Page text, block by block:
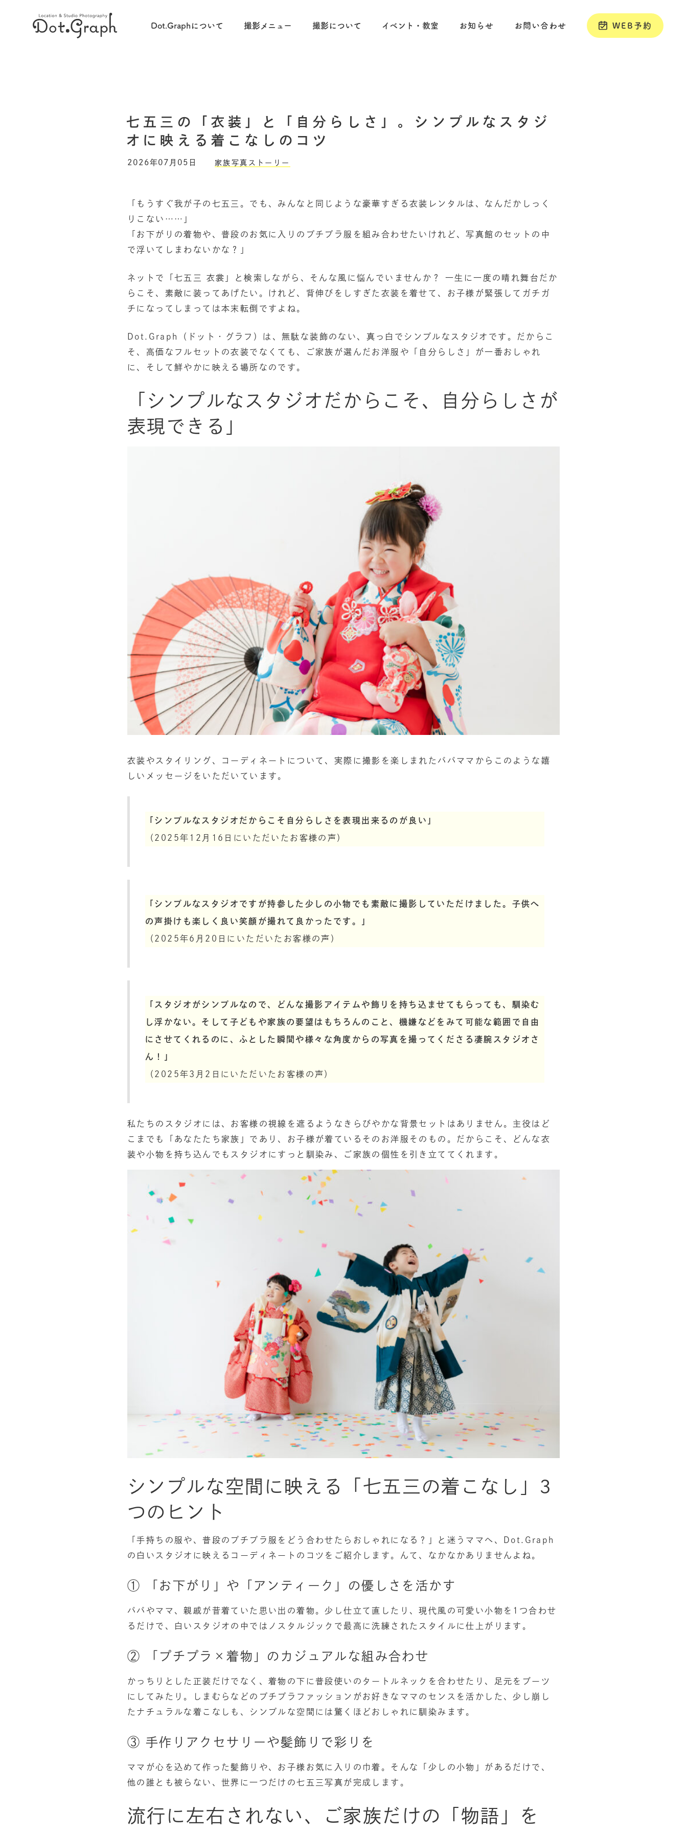
Dot.Graphについて 撮影メニュー 撮影について イベント・教室 お知らせ お問い合わせ WEB予約
七五三の「衣装」と「自分らしさ」。シンプルなスタジ
オに映える着こなしのコツ
2026年07月05日 家族写真ストーリー
「もうすぐ我が子の七五三。でも、みんなと同じような豪華すぎる衣装レンタルは、なんだかしっく
りこない……」
「お下がりの着物や、普段のお気に入りのプチプラ服を組み合わせたいけれど、写真館のセットの中
で浮いてしまわないかな？」
ネットで「七五三 衣裳」と検索しながら、そんな風に悩んでいませんか？ 一生に一度の晴れ舞台だか
らこそ、素敵に装ってあげたい。けれど、背伸びをしすぎた衣装を着せて、お子様が緊張してガチガ
チになってしまっては本末転倒ですよね。
Dot.Graph（ドット・グラフ）は、無駄な装飾のない、真っ白でシンプルなスタジオです。だからこ
そ、高価なフルセットの衣装でなくても、ご家族が選んだお洋服や「自分らしさ」が一番おしゃれ
に、そして鮮やかに映える場所なのです。
「シンプルなスタジオだからこそ、自分らしさが
表現できる」
衣装やスタイリング、コーディネートについて、実際に撮影を楽しまれたパパママからこのような嬉
しいメッセージをいただいています。
「シンプルなスタジオだからこそ自分らしさを表現出来るのが良い」
（2025年12月16日にいただいたお客様の声）
「シンプルなスタジオですが持参した少しの小物でも素敵に撮影していただけました。子供へ
の声掛けも楽しく良い笑顔が撮れて良かったです。」
（2025年6月20日にいただいたお客様の声）
「スタジオがシンプルなので、どんな撮影アイテムや飾りを持ち込ませてもらっても、馴染む
し浮かない。そして子どもや家族の要望はもちろんのこと、機嫌などをみて可能な範囲で自由
にさせてくれるのに、ふとした瞬間や様々な角度からの写真を撮ってくださる凄腕スタジオさ
ん！」
（2025年3月2日にいただいたお客様の声）
私たちのスタジオには、お客様の視線を遮るようなきらびやかな背景セットはありません。主役はど
こまでも「あなたたち家族」であり、お子様が着ているそのお洋服そのもの。だからこそ、どんな衣
装や小物を持ち込んでもスタジオにすっと馴染み、ご家族の個性を引き立ててくれます。
シンプルな空間に映える「七五三の着こなし」3
つのヒント
「手持ちの服や、普段のプチプラ服をどう合わせたらおしゃれになる？」と迷うママへ、Dot.Graph
の白いスタジオに映えるコーディネートのコツをご紹介します。んて、なかなかありませんよね。
① 「お下がり」や「アンティーク」の優しさを活かす
パパやママ、親戚が昔着ていた思い出の着物。少し仕立て直したり、現代風の可愛い小物を1つ合わせ
るだけで、白いスタジオの中ではノスタルジックで最高に洗練されたスタイルに仕上がります。
② 「プチプラ×着物」のカジュアルな組み合わせ
かっちりとした正装だけでなく、着物の下に普段使いのタートルネックを合わせたり、足元をブーツ
にしてみたり。しまむらなどのプチプラファッションがお好きなママのセンスを活かした、少し崩し
たナチュラルな着こなしも、シンプルな空間には驚くほどおしゃれに馴染みます。
③ 手作りアクセサリーや髪飾りで彩りを
ママが心を込めて作った髪飾りや、お子様お気に入りの巾着。そんな「少しの小物」があるだけで、
他の誰とも被らない、世界に一つだけの七五三写真が完成します。
流行に左右されない、ご家族だけの「物語」を